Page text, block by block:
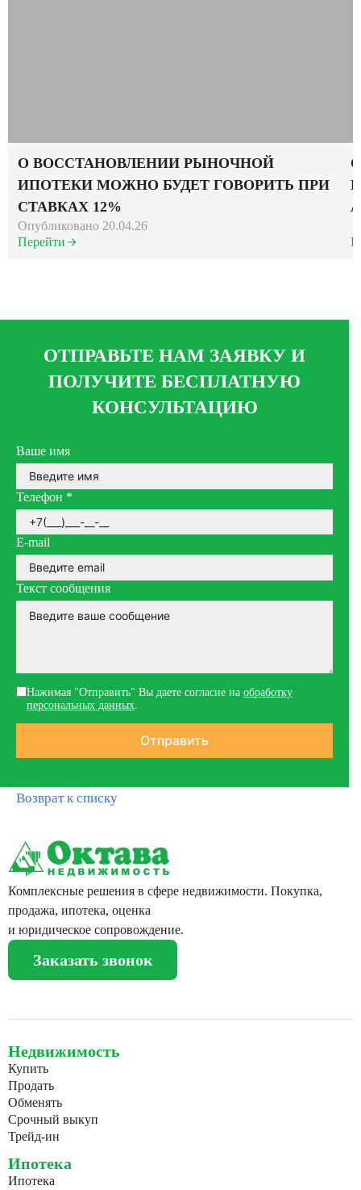
О ВОССТАНОВЛЕНИИ РЫНОЧНОЙ
ИПОТЕКИ МОЖНО БУДЕТ ГОВОРИТЬ ПРИ
СТАВКАХ 12%
Опубликовано 20.04.26
Перейти
ОТПРАВЬТЕ НАМ ЗАЯВКУ И
ПОЛУЧИТЕ БЕСПЛАТНУЮ
КОНСУЛЬТАЦИЮ
Ваше имя
Телефон *
E-mail
Текст сообщения
Нажимая "Отправить" Вы даете согласие на обработку
персональных данных
Возврат к списку
Комплексные решения в сфере недвижимости. Покупка,
продажа, ипотека, оценка
и юридическое сопровождение.
Заказать звонок
Недвижимость
Купить
Продать
Обменять
Срочный выкуп
Трейд-ин
Ипотека
Ипотека